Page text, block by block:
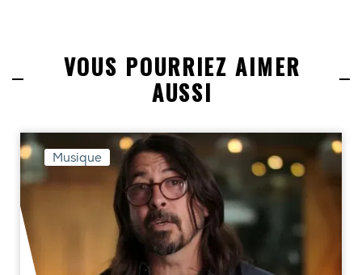
VOUS POURRIEZ AIMER
AUSSI
Musique